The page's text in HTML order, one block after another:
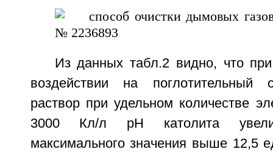
Из данных табл.2 видно, что при
воздействии на поглотительный
раствор при удельном количестве
3000 Кл/л рН католита
максимального значения выше 12,5